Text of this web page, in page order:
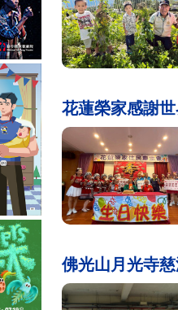
花蓮榮家感謝
佛光山月光寺